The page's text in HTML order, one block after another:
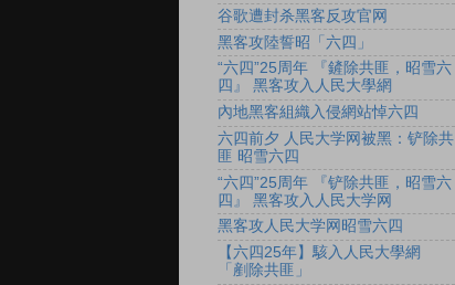
谷歌遭封杀黑客反攻官网
黑客攻陸誓昭「六四」
“六四”25周年 『鏟除共匪，昭雪六
四』 黑客攻入人民大學網
內地黑客組織入侵網站悼六四
六四前夕 人民大学网被黑：铲除共
匪 昭雪六四
“六四”25周年 『铲除共匪，昭雪六
四』 黑客攻入人民大学网
黑客攻人民大学网昭雪六四
【六四25年】駭入人民大學網
「剷除共匪」